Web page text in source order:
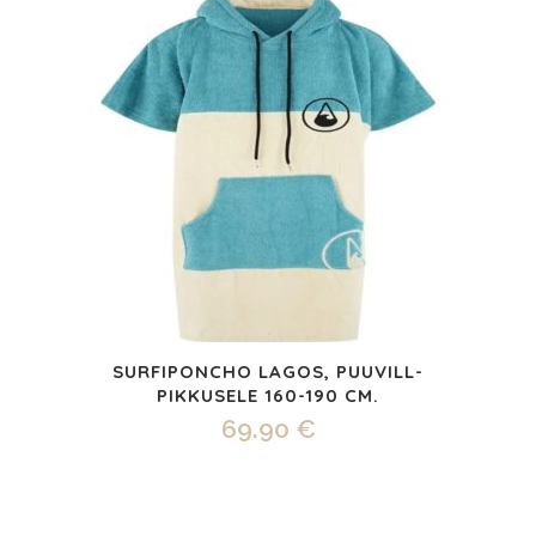
SURFIPONCHO LAGOS, PUUVILL-
PIKKUSELE 160-190 CM.
69.90 €